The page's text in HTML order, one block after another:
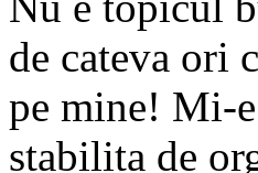
de cateva ori
pe mine! Mi-
stabilita de